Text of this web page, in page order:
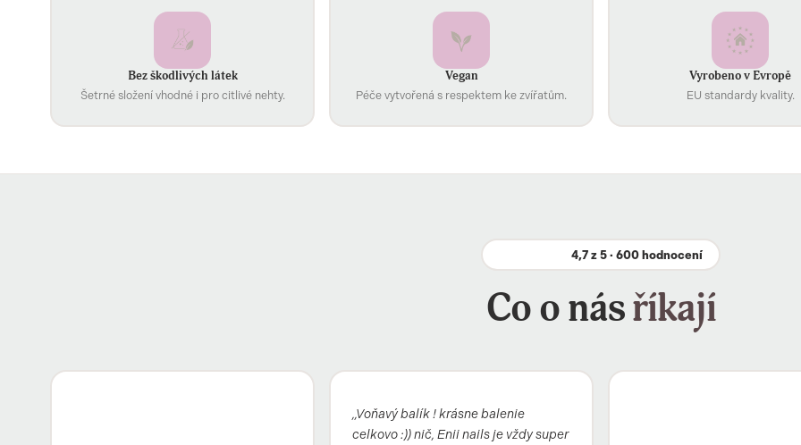
Bez škodlivých látek
Šetrné složení vhodné i pro citlivé nehty.
Vegan
Péče vytvořená s respektem ke zvířatům.
Vyrobeno v Evropě
EU standardy kvality.
4,7 z 5 · 600 hodnocení
Co o násříkají
„Voňavý balík ! krásne balenie
celkovo :)) nič, Enii nails je vždy super